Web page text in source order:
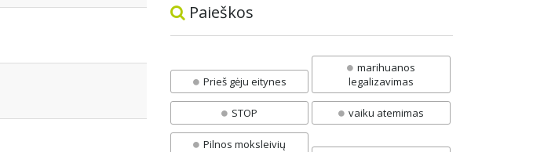
Paieškos
Prieš gėju eitynes
marihuanos
legalizavimas
STOP vaiku atemimas
Pilnos moksleivių